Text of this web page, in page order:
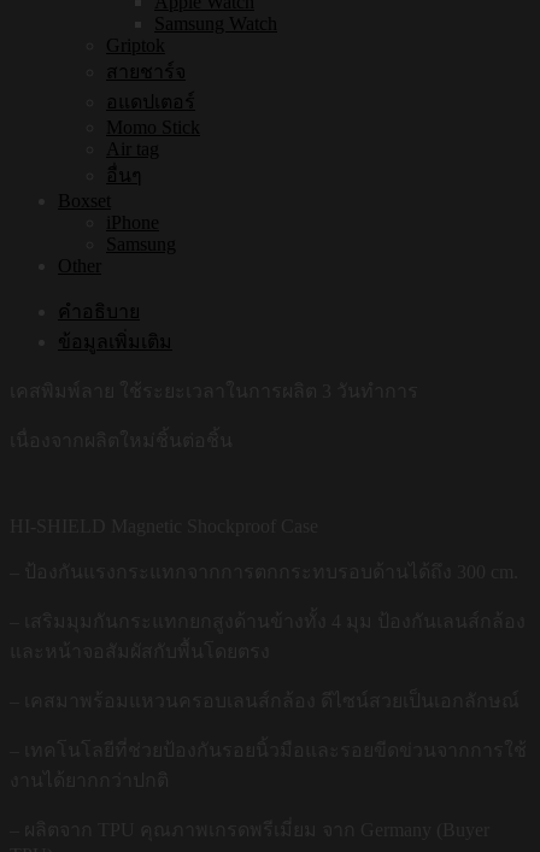
Samsung Watch
Griptok
สายชาร์จ
อแดปเตอร์
Momo Stick
Air tag
อื่นๆ
Boxset
iPhone
Samsung
Other
คำอธิบาย
ข้อมูลเพิ่มเติม